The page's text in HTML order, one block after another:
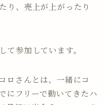
り、売上が上がったり
て参加しています。
ロさんとは、一緒にコ
にフリーで動いてきたハ